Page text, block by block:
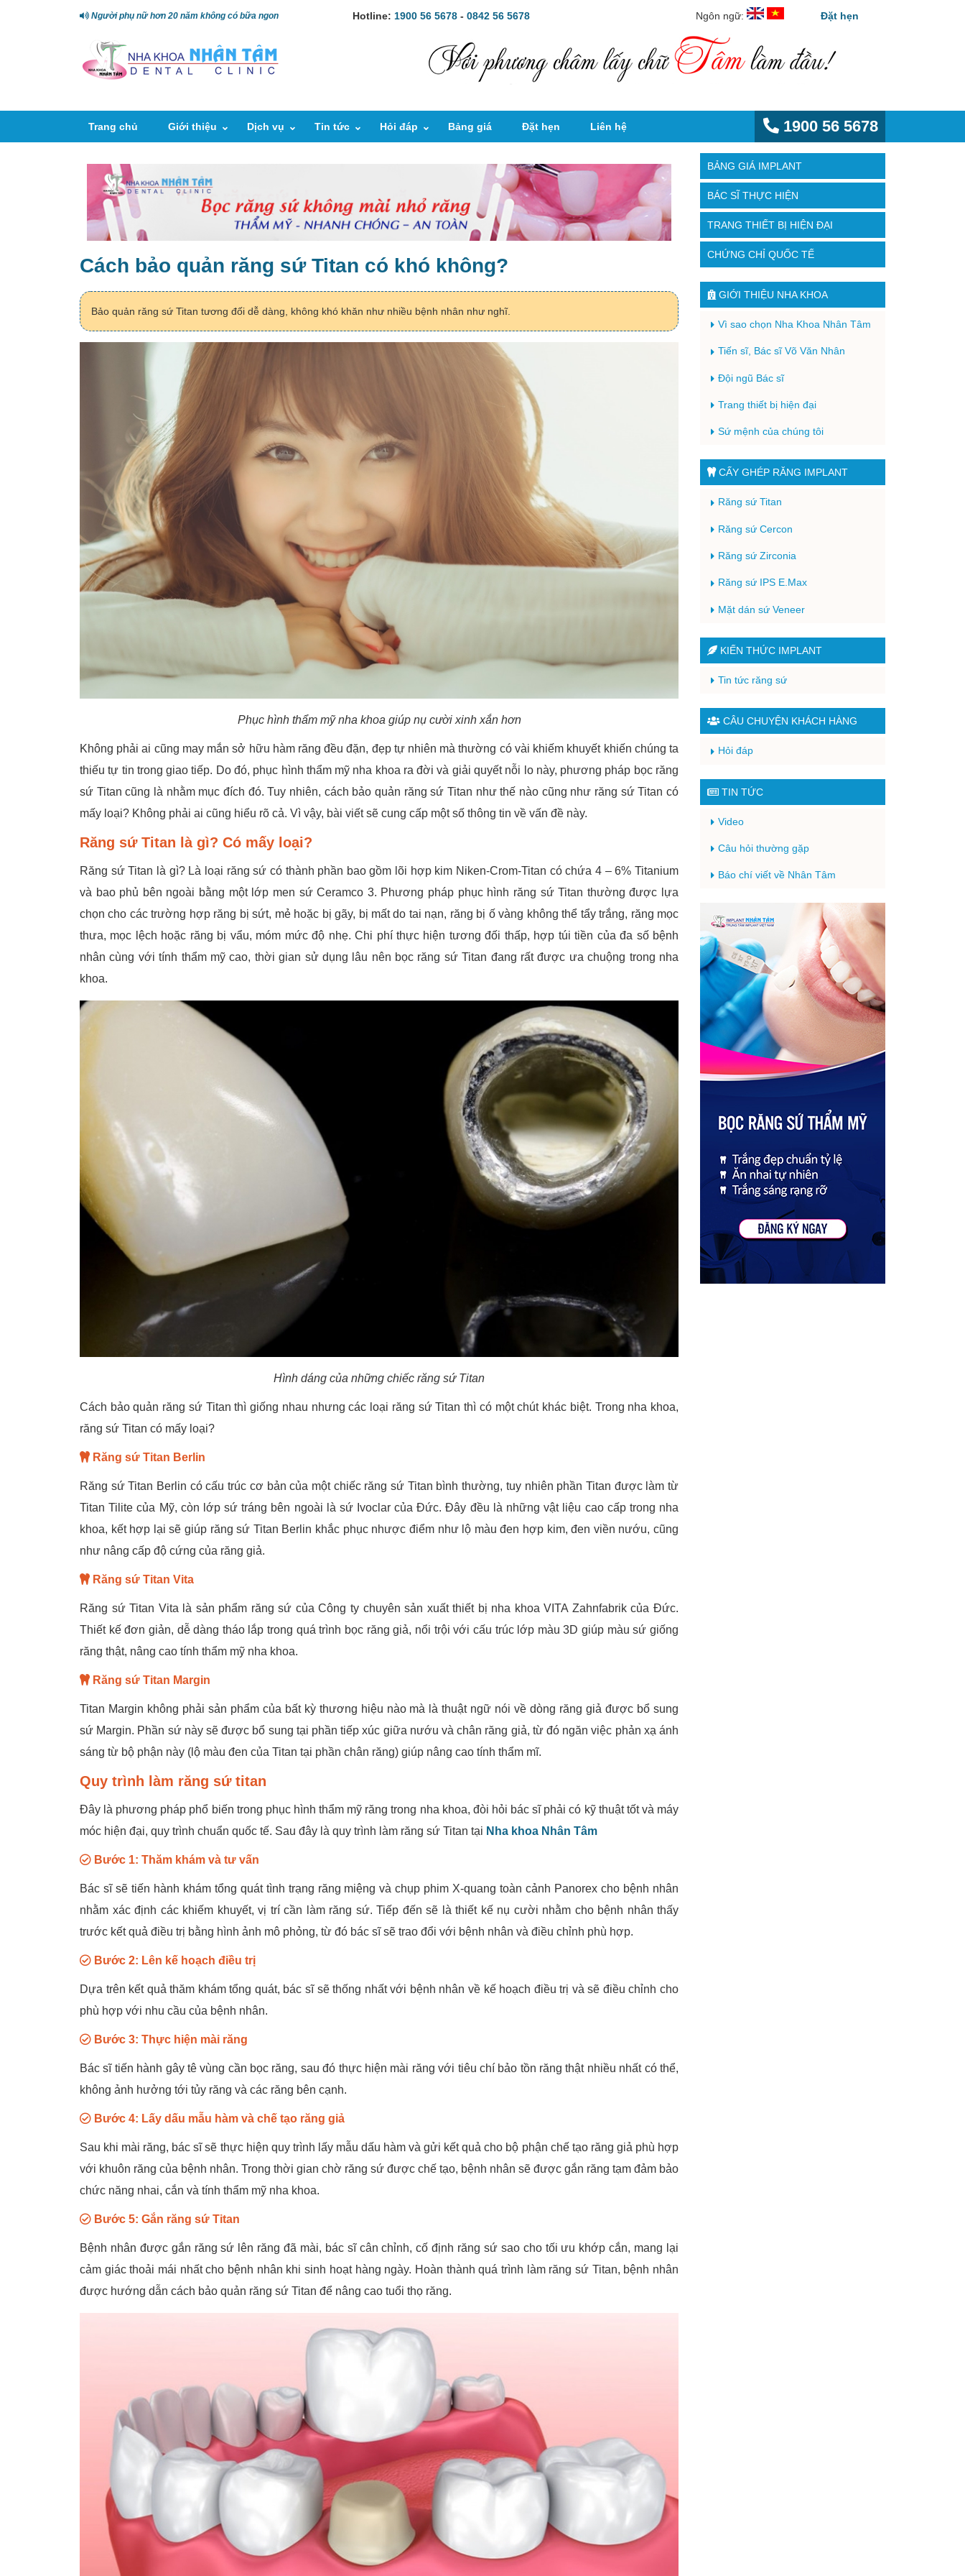
Người phụ nữ hơn 20 năm không có bữa ngon Hotline: 1900 56 5678 -0842 56 5678 Ngôn ngữ: Đặt hẹn
Trang chủ Giới thiệu Dịch vụ Tin tức Hỏi đáp Bảng giá Đặt hẹn Liên hệ 1900 56 5678
Cách bảo quản răng sứ Titan có khó không?
Bảo quản răng sứ Titan tương đối dễ dàng, không khó khăn như nhiều bệnh nhân như nghĩ.
Phục hình thẩm mỹ nha khoa giúp nụ cười xinh xắn hơn
Không phải ai cũng may mắn sở hữu hàm răng đều đặn, đẹp tự nhiên mà thường có vài khiếm khuyết khiến chúng ta
thiếu tự tin trong giao tiếp. Do đó, phục hình thẩm mỹ nha khoa ra đời và giải quyết nỗi lo này, phương pháp bọc răng
sứ Titan cũng là nhằm mục đích đó. Tuy nhiên, cách bảo quản răng sứ Titan như thế nào cũng như răng sứ Titan có
mấy loại? Không phải ai cũng hiểu rõ cả. Vì vậy, bài viết sẽ cung cấp một số thông tin về vấn đề này.
Răng sứ Titan là gì? Có mấy loại?
Răng sứ Titan là gì? Là loại răng sứ có thành phần bao gồm lõi hợp kim Niken-Crom-Titan có chứa 4 – 6% Titanium
và bao phủ bên ngoài bằng một lớp men sứ Ceramco 3. Phương pháp phục hình răng sứ Titan thường được lựa
chọn cho các trường hợp răng bị sứt, mẻ hoặc bị gãy, bị mất do tai nạn, răng bị ố vàng không thể tẩy trắng, răng mọc
thưa, mọc lệch hoặc răng bị vẩu, móm mức độ nhẹ. Chi phí thực hiện tương đối thấp, hợp túi tiền của đa số bệnh
nhân cùng với tính thẩm mỹ cao, thời gian sử dụng lâu nên bọc răng sứ Titan đang rất được ưa chuộng trong nha
khoa.
Hình dáng của những chiếc răng sứ Titan
Cách bảo quản răng sứ Titan thì giống nhau nhưng các loại răng sứ Titan thì có một chút khác biệt. Trong nha khoa,
răng sứ Titan có mấy loại?
Răng sứ Titan Berlin
Răng sứ Titan Berlin có cấu trúc cơ bản của một chiếc răng sứ Titan bình thường, tuy nhiên phần Titan được làm từ
Titan Tilite của Mỹ, còn lớp sứ tráng bên ngoài là sứ Ivoclar của Đức. Đây đều là những vật liệu cao cấp trong nha
khoa, kết hợp lại sẽ giúp răng sứ Titan Berlin khắc phục nhược điểm như lộ màu đen hợp kim, đen viền nướu, cũng
như nâng cấp độ cứng của răng giả.
Răng sứ Titan Vita
Răng sứ Titan Vita là sản phẩm răng sứ của Công ty chuyên sản xuất thiết bị nha khoa VITA Zahnfabrik của Đức.
Thiết kế đơn giản, dễ dàng tháo lắp trong quá trình bọc răng giả, nổi trội với cấu trúc lớp màu 3D giúp màu sứ giống
răng thật, nâng cao tính thẩm mỹ nha khoa.
Răng sứ Titan Margin
Titan Margin không phải sản phẩm của bất kỳ thương hiệu nào mà là thuật ngữ nói về dòng răng giả được bổ sung
sứ Margin. Phần sứ này sẽ được bổ sung tại phần tiếp xúc giữa nướu và chân răng giả, từ đó ngăn việc phản xạ ánh
sáng từ bộ phận này (lộ màu đen của Titan tại phần chân răng) giúp nâng cao tính thẩm mĩ.
Quy trình làm răng sứ titan
Đây là phương pháp phổ biến trong phục hình thẩm mỹ răng trong nha khoa, đòi hỏi bác sĩ phải có kỹ thuật tốt và máy
móc hiện đại, quy trình chuẩn quốc tế. Sau đây là quy trình làm răng sứ Titan tại Nha khoa Nhân Tâm
Bước 1: Thăm khám và tư vấn
Bác sĩ sẽ tiến hành khám tổng quát tình trạng răng miệng và chụp phim X-quang toàn cảnh Panorex cho bệnh nhân
nhằm xác định các khiếm khuyết, vị trí cần làm răng sứ. Tiếp đến sẽ là thiết kế nụ cười nhằm cho bệnh nhân thấy
trước kết quả điều trị bằng hình ảnh mô phỏng, từ đó bác sĩ sẽ trao đổi với bệnh nhân và điều chỉnh phù hợp.
Bước 2: Lên kế hoạch điều trị
Dựa trên kết quả thăm khám tổng quát, bác sĩ sẽ thống nhất với bệnh nhân về kế hoạch điều trị và sẽ điều chỉnh cho
phù hợp với nhu cầu của bệnh nhân.
Bước 3: Thực hiện mài răng
Bác sĩ tiến hành gây tê vùng cần bọc răng, sau đó thực hiện mài răng với tiêu chí bảo tồn răng thật nhiều nhất có thể,
không ảnh hưởng tới tủy răng và các răng bên cạnh.
Bước 4: Lấy dấu mẫu hàm và chế tạo răng giả
Sau khi mài răng, bác sĩ sẽ thực hiện quy trình lấy mẫu dấu hàm và gửi kết quả cho bộ phận chế tạo răng giả phù hợp
với khuôn răng của bệnh nhân. Trong thời gian chờ răng sứ được chế tạo, bệnh nhân sẽ được gắn răng tạm đảm bảo
chức năng nhai, cắn và tính thẩm mỹ nha khoa.
Bước 5: Gắn răng sứ Titan
Bệnh nhân được gắn răng sứ lên răng đã mài, bác sĩ cân chỉnh, cố định răng sứ sao cho tối ưu khớp cắn, mang lại
cảm giác thoải mái nhất cho bệnh nhân khi sinh hoạt hàng ngày. Hoàn thành quá trình làm răng sứ Titan, bệnh nhân
được hướng dẫn cách bảo quản răng sứ Titan để nâng cao tuổi thọ răng.
BẢNG GIÁ IMPLANT
BÁC SĨ THỰC HIỆN
TRANG THIẾT BỊ HIỆN ĐẠI
CHỨNG CHỈ QUỐC TẾ
GIỚI THIỆU NHA KHOA
Vì sao chọn Nha Khoa Nhân Tâm
Tiến sĩ, Bác sĩ Võ Văn Nhân
Đội ngũ Bác sĩ
Trang thiết bị hiện đại
Sứ mệnh của chúng tôi
CẤY GHÉP RĂNG IMPLANT
Răng sứ Titan
Răng sứ Cercon
Răng sứ Zirconia
Răng sứ IPS E.Max
Mặt dán sứ Veneer
KIẾN THỨC IMPLANT
Tin tức răng sứ
CÂU CHUYỆN KHÁCH HÀNG
Hỏi đáp
TIN TỨC
Video
Câu hỏi thường gặp
Báo chí viết về Nhân Tâm